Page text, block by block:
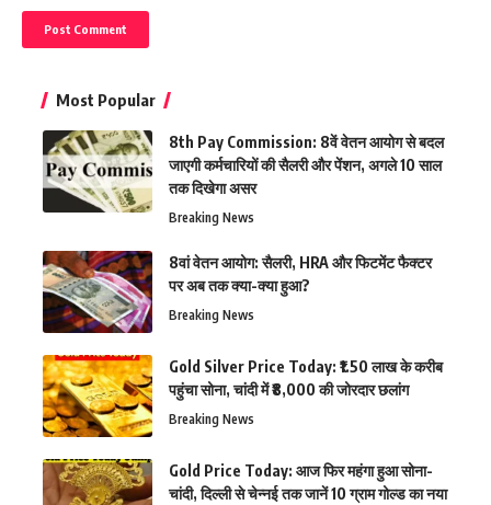
Most Popular
8th Pay Commission: 8वें वेतन आयोग से बदल
जाएगी कर्मचारियों की सैलरी और पेंशन, अगले 10 साल
तक दिखेगा असर
Breaking News
8वां वेतन आयोग: सैलरी, HRA और फिटमेंट फैक्टर
पर अब तक क्या-क्या हुआ?
Breaking News
Gold Silver Price Today: ₹1.50 लाख के करीब
पहुंचा सोना, चांदी में ₹8,000 की जोरदार छलांग
Breaking News
Gold Price Today: आज फिर महंगा हुआ सोना-
चांदी, दिल्ली से चेन्नई तक जानें 10 ग्राम गोल्ड का नया